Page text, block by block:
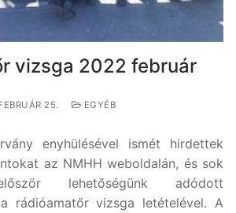
vizsga 2022 február
25. EGYÉB
enyhülésével ismét hirdettek
az NMHH weboldalán, és sok
lehetőségünk adódott
rádióamatőr vizsga letételével. A